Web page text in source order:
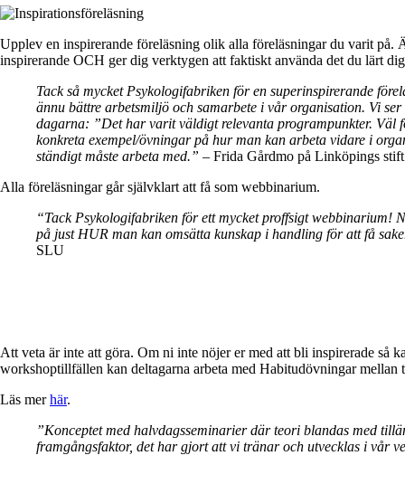
Upplev en inspirerande föreläsning olik alla föreläsningar du varit på.
inspirerande OCH ger dig verktygen att faktiskt använda det du lärt
Tack så mycket Psykologifabriken för en superinspirerande
ännu bättre arbetsmiljö och samarbete i vår organisation. Vi
dagarna: ”Det har varit väldigt relevanta programpunkter. Väl
konkreta exempel/övningar på hur man kan arbeta vidare i
ständigt måste arbeta med.” – Frida Gårdmo på Linköpings
Alla föreläsningar går självklart att få som webbinarium.
“Tack Psykologifabriken för ett mycket proffsigt
på just HUR man kan omsätta kunskap i handling för att få
SLU
Att veta är inte att göra. Om ni inte nöjer er med att bli inspirerade så
workshoptillfällen kan deltagarna arbeta med Habitudövningar mellan
Läs merhär.
”Konceptet med halvdagsseminarier där teori blandas med
framgångsfaktor, det har gjort att vi tränar och utvecklas i vår